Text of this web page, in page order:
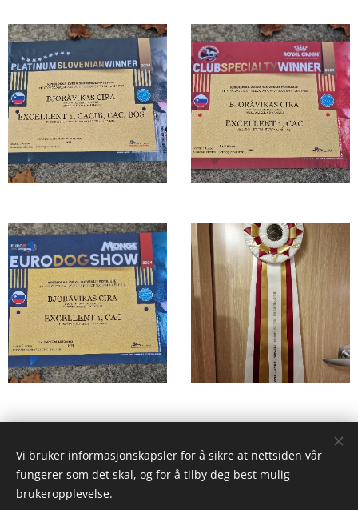
Vi bruker informasjonskapsler for å sikre at nettsiden vår
fungerer som det skal, og for å tilby deg best mulig
brukeropplevelse.